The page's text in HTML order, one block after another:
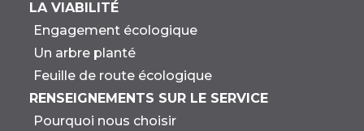
LA VIABILITÉ
Engagement écologique
Un arbre planté
Feuille de route écologique
RENSEIGNEMENTS SUR LE SERVICE
Pourquoi nous choisir